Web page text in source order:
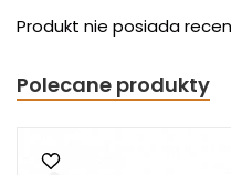
Produkt nie posiada
Polecane produkty